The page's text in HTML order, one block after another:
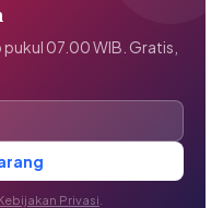
07.00 WIB. Gratis,
Privasi